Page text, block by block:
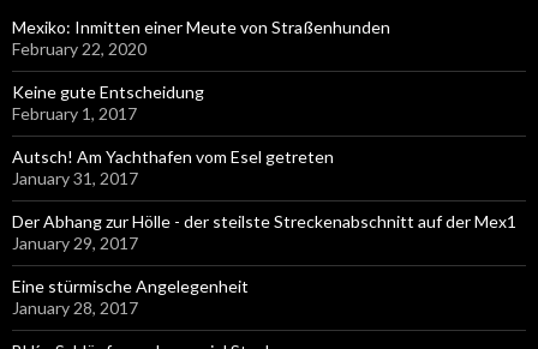
Mexiko: Inmitten einer Meute von Straßenhunden
February 22, 2020
Keine gute Entscheidung
February 1, 2017
Autsch! Am Yachthafen vom Esel getreten
January 31, 2017
Der Abhang zur Hölle - der steilste Streckenabschnitt auf der Mex1
January 29, 2017
Eine stürmische Angelegenheit
January 28, 2017